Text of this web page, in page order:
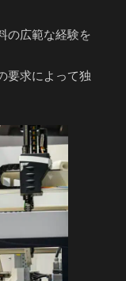
の広範な経験を
要求によって独